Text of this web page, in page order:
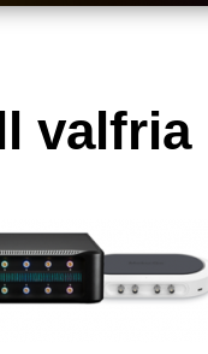
valfria